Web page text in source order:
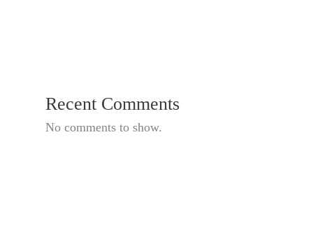
Recent Comments
No comments to show.